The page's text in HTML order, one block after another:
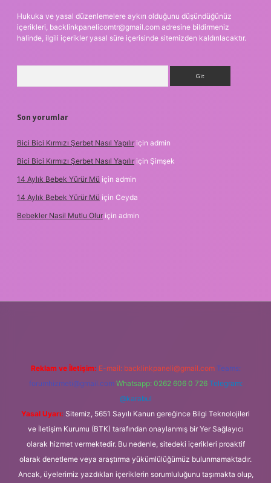
Hukuka ve yasal düzenlemelere aykırı olduğunu düşündüğünüz
içerikleri, backlinkpanelicomtr@gmail.com adresine bildirmeniz
halinde, ilgili içerikler yasal süre içerisinde sitemizden kaldırılacaktır.
Son yorumlar
Bici Bici Kırmızı Şerbet Nasıl Yapılır için admin
Bici Bici Kırmızı Şerbet Nasıl Yapılır için Şimşek
14 Aylık Bebek Yürür Mü için admin
14 Aylık Bebek Yürür Mü için Ceyda
Bebekler Nasil Mutlu Olur için admin
Reklam ve İletişim: E-mail: backlinkpaneli@gmail.com Teams:
forumhizmeti@gmail.com Whatsapp: 0262 606 0 726 Telegram:
@karabul
Yasal Uyarı: Sitemiz, 5651 Sayılı Kanun gereğince Bilgi Teknolojileri
ve İletişim Kurumu (BTK) tarafından onaylanmış bir Yer Sağlayıcı
olarak hizmet vermektedir. Bu nedenle, sitedeki içerikleri proaktif
olarak denetleme veya araştırma yükümlülüğümüz bulunmamaktadır.
Ancak, üyelerimiz yazdıkları içeriklerin sorumluluğunu taşımakta olup,